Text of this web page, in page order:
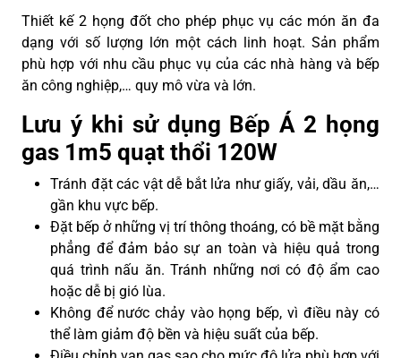
Thiết kế 2 họng đốt cho phép phục vụ các món ăn đa
dạng với số lượng lớn một cách linh hoạt. Sản phẩm
phù hợp với nhu cầu phục vụ của các nhà hàng và bếp
ăn công nghiệp,… quy mô vừa và lớn.
Lưu ý khi sử dụng Bếp Á 2 họng
gas 1m5 quạt thổi 120W
Tránh đặt các vật dễ bắt lửa như giấy, vải, dầu ăn,…
gần khu vực bếp.
Đặt bếp ở những vị trí thông thoáng, có bề mặt bằng
phẳng để đảm bảo sự an toàn và hiệu quả trong
quá trình nấu ăn. Tránh những nơi có độ ẩm cao
hoặc dễ bị gió lùa.
Không để nước chảy vào họng bếp, vì điều này có
thể làm giảm độ bền và hiệu suất của bếp.